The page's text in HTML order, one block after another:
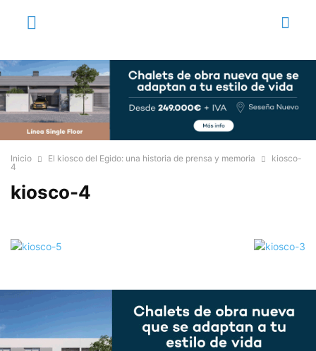
Inicio El kiosco del Egido: una historia de prensa y memoria
kiosco-
4
kiosco-4